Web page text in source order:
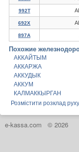
992Т
692Х
897А
Похожие
АККАЙТЫМ
АККАРЖА
АККУДЫК
АККУМ
КАЛМАККЫРГАН
Розмістити розклад
e-kassa.com © 2026